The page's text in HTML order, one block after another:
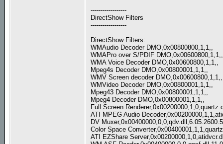
------------------
DirectShow Filters
------------------
DirectShow Filters:
WMAudio Decoder DMO,0x00800800,1,1,,
WMAPro over S/PDIF DMO,0x00600800,1,1,,
WMA Voice Decoder DMO,0x00600800,1,1,,
Mpeg4s Decoder DMO,0x00800001,1,1,,
WMV Screen decoder DMO,0x00600800,1,1,,
WMVideo Decoder DMO,0x00800001,1,1,,
Mpeg43 Decoder DMO,0x00800001,1,1,,
Mpeg4 Decoder DMO,0x00800001,1,1,,
Full Screen
ATI MPEG Audio
DV
Color Space
ATI EZShare